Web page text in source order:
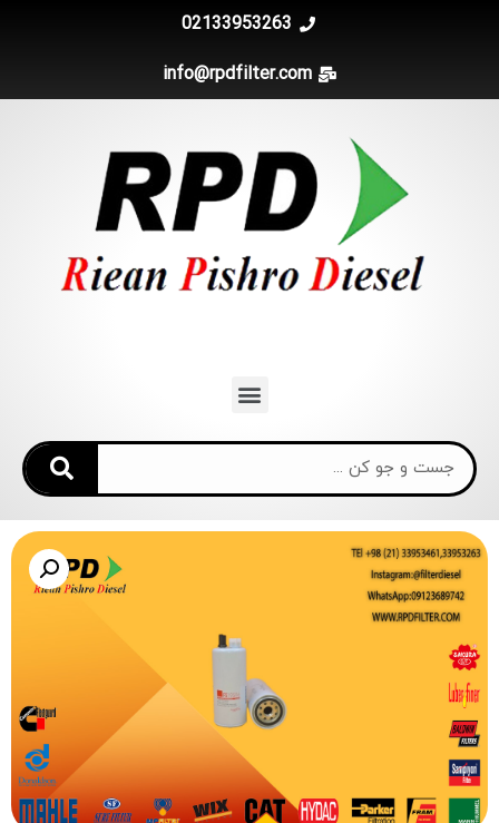
02133953263
info@rpdfilter.com